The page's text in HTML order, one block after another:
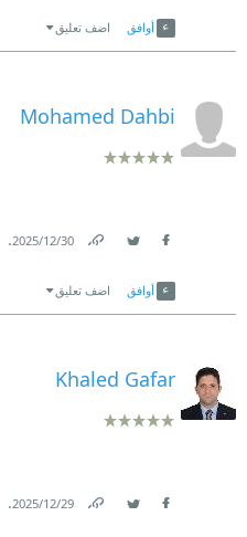
أوافق اضف تعليق
Mohamed Dahbi
30‏/12‏/2025
.
أوافق اضف تعليق
Khaled Gafar
29‏/12‏/2025
.